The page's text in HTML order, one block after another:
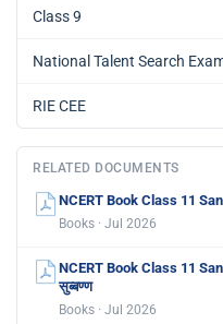
Class 9
National Talent Search
RIE CEE
RELATED DOCUMENTS
NCERT Book Class 11
Books · Jul 2026
NCERT Book Class 11
सुब्बण्ण
Books · Jul 2026